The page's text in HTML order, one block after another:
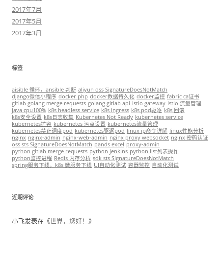
2017年7月
2017年5月
2017年3月
标签
aisible 循环，ansible 判断 aliyun oss SignatureDoesNotMatch
django微信小程序 docker php docker数据持久化 docker监控 fabric ca证书
gitlab golang merge requests golang gitlab api istio gateway istio 流量管理
java cpu100% k8s headless service k8s ingress k8s pod驱逐 k8s 回滚
k8s安全设置 k8s日志收集 Kubernetes Not Ready kubernetes service
kubernetes扩容 kubernetes 污点设置 kubernetes流量管理
kubernetes禁止调度pod kubernetes驱逐pod linux ip命令详解 linux性能分析
nginx nginx-admin nginx-web-admin nginx proxy websocket nginx 密码认证
oss sts SignatureDoesNotMatch pands excel proxy-admin
python gitlab merge requests python jenkins python list列表操作
python监控进程 Redis 内存分析 sdk sts SignatureDoesNotMatch
spring服务下线，k8s 微服务下线 UI自动化测试 容器监控 自动化测试
近期评论
小飞发表在《世界，您好！ 》